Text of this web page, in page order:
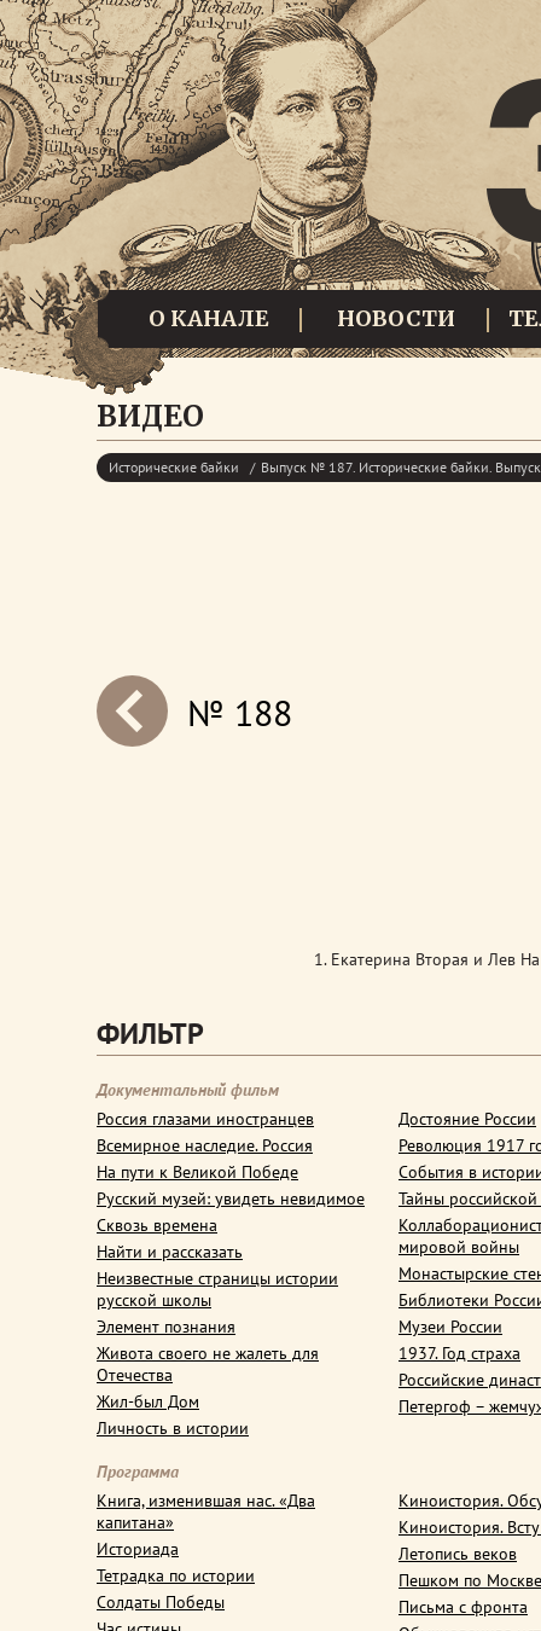
О КАНАЛЕ НОВОСТИ
ВИДЕО
Исторические байки Выпуск № 187. Исторические байки.
next№ 188
1. Екатерина Вторая и Лев
ФИЛЬТР
Документальный фильм
Россия глазами иностранцев
Всемирное наследие. Россия
На пути к Великой Победе
Русский музей: увидеть невидимое
Сквозь времена
Найти и рассказать
Неизвестные страницы истории
русской школы
Элемент познания
Живота своего не жалеть для
Отечества
Жил-был Дом
Личность в истории
Достояние России
Революция 1917
События в
Тайны
мировой войны
Монастырские
Библиотеки
Музеи России
1937. Год страха
Российские
Петергоф –
Программа
Книга, изменившая нас. «Два
капитана»
Историада
Тетрадка по истории
Солдаты Победы
Киноистория.
Киноистория.
Летопись веков
Пешком по Москве
Письма с фронта